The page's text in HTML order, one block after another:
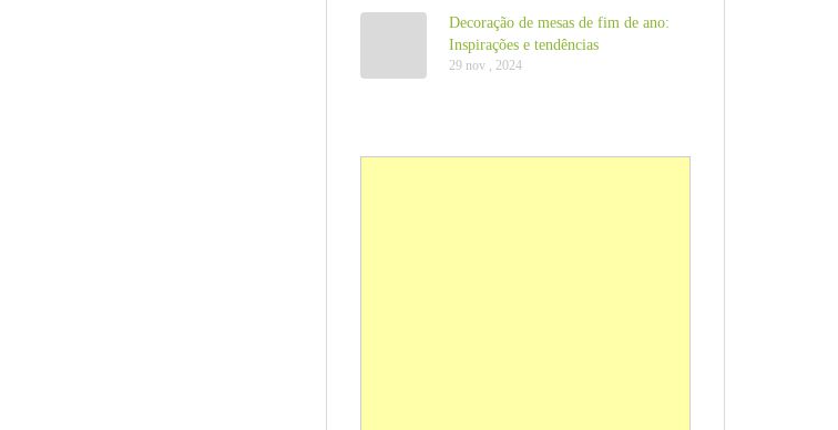
Decoração de mesas de fim de ano:
Inspirações e tendências
29 nov , 2024